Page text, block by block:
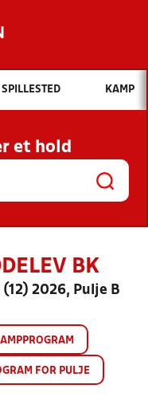
vil du søge efter?
OG NYHEDER
KLUBBER OG
SPILLESTED KAMP
et hold
BK
2026, Pulje B
FOR PULJE